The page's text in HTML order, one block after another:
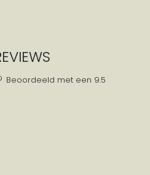
Beoordeeld met een 9.5